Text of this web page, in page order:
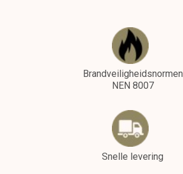
Brandveiligheidsnormen
NEN 8007
Snelle levering